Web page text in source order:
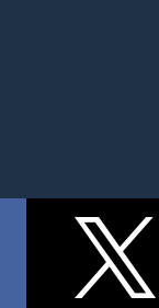
Семейный